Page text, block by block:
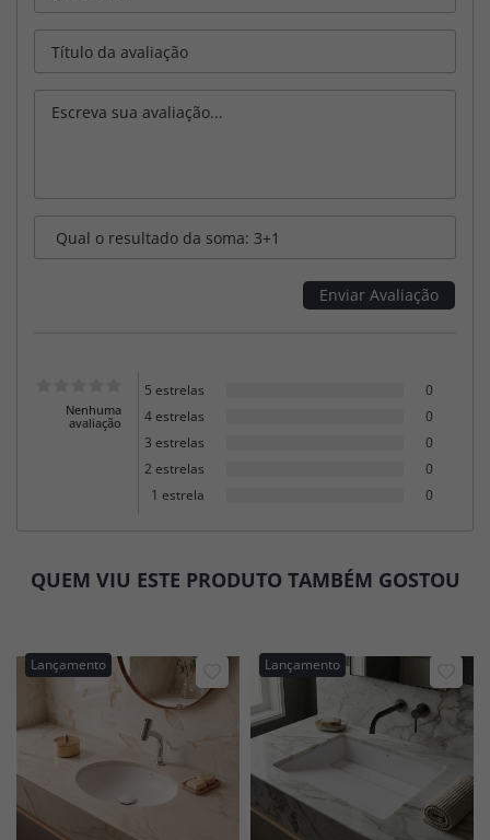
Nenhuma
avaliação
5 estrelas
0
4 estrelas
0
3 estrelas
0
2 estrelas
0
1 estrela
0
QUEM VIU ESTE PRODUTO TAMBÉM GOSTOU
Lançamento Lançamento